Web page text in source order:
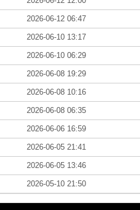
2026-06-12 06:47
2026-06-10 13:17
2026-06-10 06:29
2026-06-08 19:29
2026-06-08 10:16
2026-06-08 06:35
2026-06-06 16:59
2026-06-05 21:41
2026-06-05 13:46
2026-05-10 21:50